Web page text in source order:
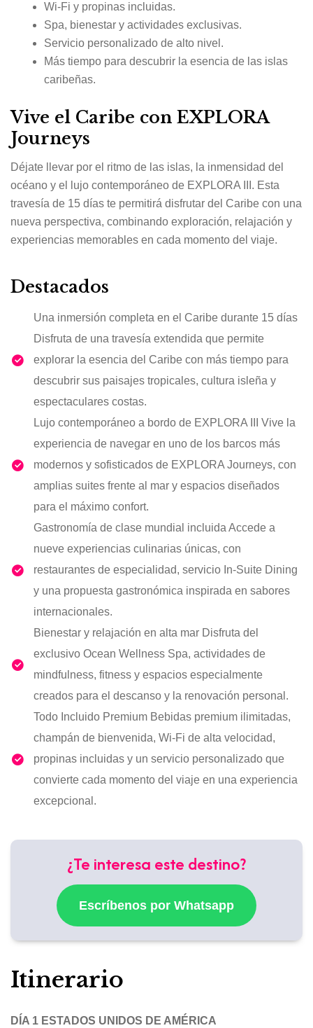
Wi-Fi y propinas incluidas.
Spa, bienestar y actividades exclusivas.
Servicio personalizado de alto nivel.
Más tiempo para descubrir la esencia de las islas
caribeñas.
Vive el Caribe con EXPLORA
Journeys
Déjate llevar por el ritmo de las islas, la inmensidad del
océano y el lujo contemporáneo de EXPLORA III. Esta
travesía de 15 días te permitirá disfrutar del Caribe con una
nueva perspectiva, combinando exploración, relajación y
experiencias memorables en cada momento del viaje.
Destacados
Una inmersión completa en el Caribe durante 15 días
Disfruta de una travesía extendida que permite
explorar la esencia del Caribe con más tiempo para
descubrir sus paisajes tropicales, cultura isleña y
espectaculares costas.
Lujo contemporáneo a bordo de EXPLORA III Vive la
experiencia de navegar en uno de los barcos más
modernos y sofisticados de EXPLORA Journeys, con
amplias suites frente al mar y espacios diseñados
para el máximo confort.
Gastronomía de clase mundial incluida Accede a
nueve experiencias culinarias únicas, con
restaurantes de especialidad, servicio In-Suite Dining
y una propuesta gastronómica inspirada en sabores
internacionales.
Bienestar y relajación en alta mar Disfruta del
exclusivo Ocean Wellness Spa, actividades de
mindfulness, fitness y espacios especialmente
creados para el descanso y la renovación personal.
Todo Incluido Premium Bebidas premium ilimitadas,
champán de bienvenida, Wi-Fi de alta velocidad,
propinas incluidas y un servicio personalizado que
convierte cada momento del viaje en una experiencia
excepcional.
¿Te interesa este destino?
Escríbenos por Whatsapp
Itinerario
DÍA 1 ESTADOS UNIDOS DE AMÉRICA